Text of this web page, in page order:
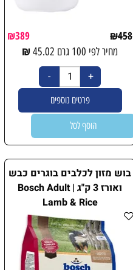
₪458
₪389
מחיר לפי 100 גרם 45.02
₪
פרטים נוספים
הוסף לסל
בוש מזון לכלבים בוגרים כבש
ואורז 3 ק"ג | Bosch Adult
Lamb & Rice